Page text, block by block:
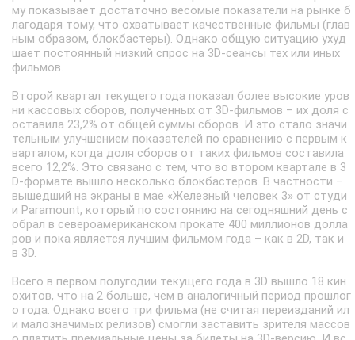
му показывает достаточно весомые показатели на рынке б
лагодаря тому, что охватывает качественные фильмы (глав
ным образом, блокбастеры). Однако общую ситуацию ухуд
шает постоянный низкий спрос на 3D-сеансы тех или иных
фильмов.
Второй квартал текущего года показал более высокие уров
ни кассовых сборов, полученных от 3D-фильмов – их доля с
оставила 23,2% от общей суммы сборов. И это стало значи
тельным улучшением показателей по сравнению с первым к
варталом, когда доля сборов от таких фильмов составила
всего 12,2%. Это связано с тем, что во втором квартале в 3
D-формате вышло несколько блокбастеров. В частности –
вышедший на экраны в мае «Железный человек 3» от студи
и Paramount, который по состоянию на сегодняшний день с
обрал в североамериканском прокате 400 миллионов долла
ров и пока является лучшим фильмом года – как в 2D, так и
в 3D.
Всего в первом полугодии текущего года в 3D вышло 18 кин
охитов, что на 2 больше, чем в аналогичный период прошлог
о года. Однако всего три фильма (не считая переизданий ил
и малозначимых релизов) смогли заставить зрителя массов